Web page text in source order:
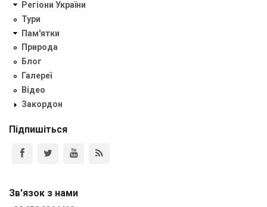
Регіони України
Тури
Пам'ятки
Природа
Блог
Галереї
Відео
Закордон
Підпишіться
Зв'язок з нами